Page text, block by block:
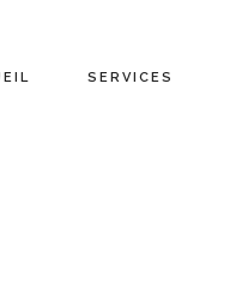
SERVICES